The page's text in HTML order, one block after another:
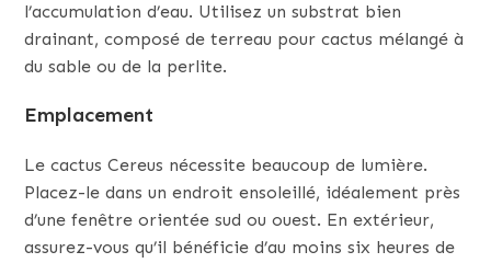
l’accumulation d’eau. Utilisez un substrat bien
drainant, composé de terreau pour cactus mélangé à
du sable ou de la perlite.
Emplacement
Le cactus Cereus nécessite beaucoup de lumière.
Placez-le dans un endroit ensoleillé, idéalement près
d’une fenêtre orientée sud ou ouest. En extérieur,
assurez-vous qu’il bénéficie d’au moins six heures de